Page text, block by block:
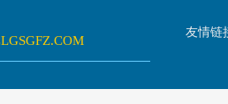
友情链